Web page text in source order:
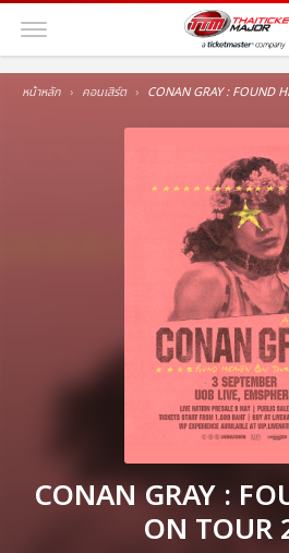
หน้าหลัก คอนเสิร์ต CONAN GRAY : FOUND
CONAN GRAY :
ON TOUR